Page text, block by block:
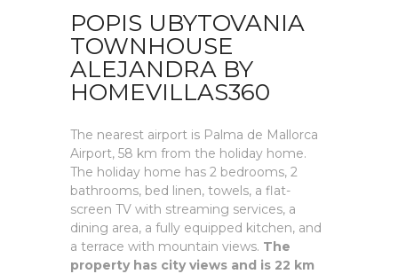
POPIS UBYTOVANIA
TOWNHOUSE
ALEJANDRA BY
HOMEVILLAS360
The nearest airport is Palma de Mallorca
Airport, 58 km from the holiday home.
The holiday home has 2 bedrooms, 2
bathrooms, bed linen, towels, a flat-
screen TV with streaming services, a
dining area, a fully equipped kitchen, and
a terrace with mountain views. The
property has city views and is 22 km